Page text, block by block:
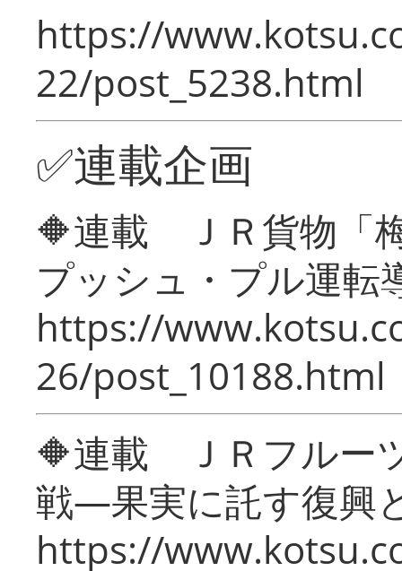
https://
22/post_5238.html
✅連載企画
🔶連載 ＪＲ貨物「
プッシュ・プル運転
https://
26/post_10188.html
🔶連載 ＪＲフルー
戦―果実に託す復興
https://